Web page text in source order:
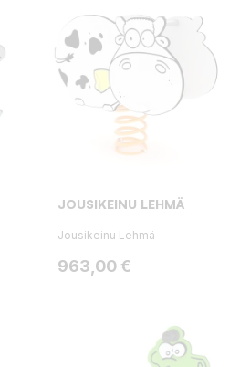
JOUSIKEINU LEHMÄ
Jousikeinu Lehmä
Hinta
963,00 €